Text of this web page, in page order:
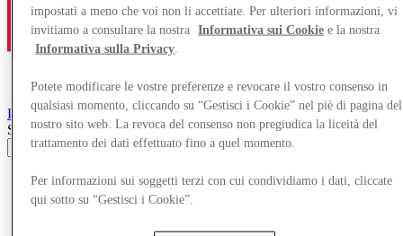
Paris-GivernyDesigner Outlet
Search input
Negozi
Offerte
Pianifica la tua visita
impostati a meno che voi non li accettiate. Per ulteriori informazioni, vi
invitiamo a consultare la nostra
Informativa sui Cookie e la nostra
Informativa sulla Privacy
Potete modificare le vostre preferenze e revocare il vostro consenso in
qualsiasi momento, cliccando su “Gestisci i Cookie” nel piè di pagina del
nostro sito web. La revoca del consenso non pregiudica la liceità del
trattamento dei dati effettuato fino a quel momento.
Per informazioni sui soggetti terzi con cui condividiamo i dati, cliccate
qui sotto su “Gestisci i Cookie”.